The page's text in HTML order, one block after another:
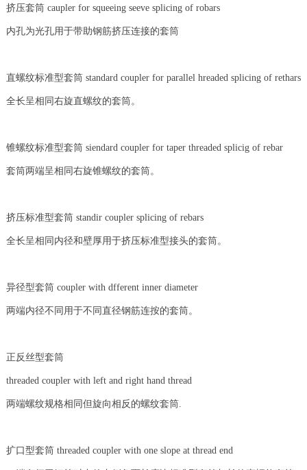
挤压套筒 caupler for squeeing seeve splicing of robars
内孔为光孔用于带助钢筋挤压连接的套筒
直螺纹标准型套筒 standard coupler for parallel hreaded splicing of rethars
全长呈相同右旋直螺纹的套筒。
锥螺纹标准型套筒 siendard coupler for taper threaded splicig of rebar
套筒两端呈相同右旋锥螺纹的套筒。
挤压标准型套筒 standir coupler splicing of rebars
全长呈相同内径和壁厚用于挤压标准型接头的套筒。
异径型套筒 coupler with dfferent inner diameter
两端内径不同用于不同直径钢筋连按的套筒。
正反丝型套筒
threaded coupler with left and right hand thread
两端螺纹规格相同但旋向相反的螺纹套筒.
扩口型套筒 threaded coupler with one slope at thread end